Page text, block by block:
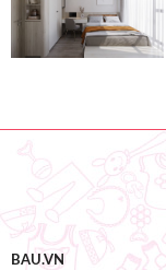
BAU.VN